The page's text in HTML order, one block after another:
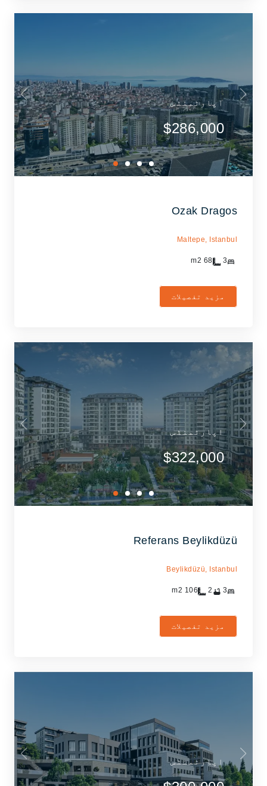
اپارٹمنٹس
$286,000
Ozak Dragos
Maltepe, Istanbul
3
68
مزید تفصیلات
اپارٹمنٹس
$322,000
Referans Beylikdüzü
Beylikdüzü, Istanbul
3
2
106
مزید تفصیلات
اپارٹمنٹس